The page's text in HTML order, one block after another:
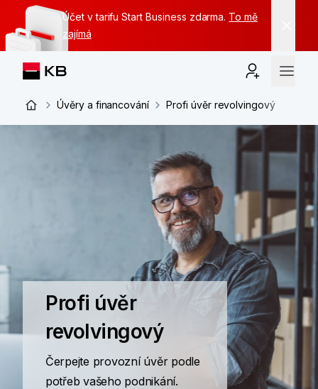
Účet v tarifu Start Business zdarma. To mě
zajímá
Úvěry a financování Profi úvěr revolvingový
Profi úvěr
revolvingový
Čerpejte provozní úvěr podle
potřeb vašeho podnikání.